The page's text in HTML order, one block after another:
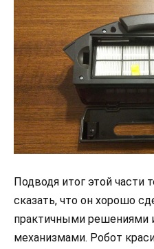
Подводя итог этой части
сказать, что он хорошо
практичными
механизмами. Робот